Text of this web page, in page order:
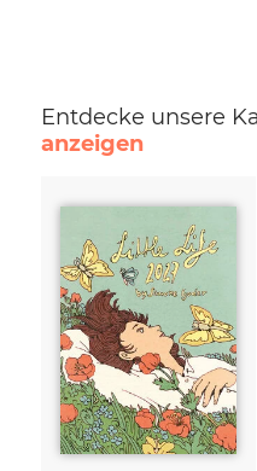
Entdecke unsere
anzeigen